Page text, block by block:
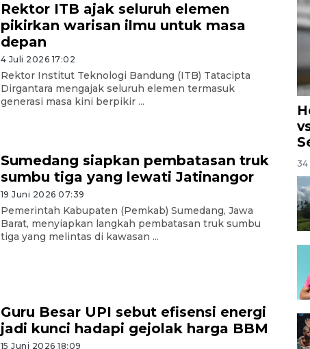
Rektor ITB ajak seluruh elemen
pikirkan warisan ilmu untuk masa
depan
4 Juli 2026 17:02
Rektor Institut Teknologi Bandung (ITB) Tatacipta
Dirgantara mengajak seluruh elemen termasuk
generasi masa kini berpikir ...
Sumedang siapkan pembatasan truk
sumbu tiga yang lewati Jatinangor
19 Juni 2026 07:39
Pemerintah Kabupaten (Pemkab) Sumedang, Jawa
Barat, menyiapkan langkah pembatasan truk sumbu
tiga yang melintas di kawasan ...
Guru Besar UPI sebut efisensi energi
jadi kunci hadapi gejolak harga BBM
15 Juni 2026 18:09
34